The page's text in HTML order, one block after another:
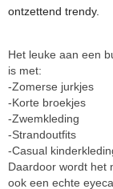
ontzettend trendy.
Het leuke aan een
is met:
-Zomerse jurkjes
-Korte broekjes
-Zwemkleding
-Strandoutfits
-Casual
Daardoor wordt het
ook een echte